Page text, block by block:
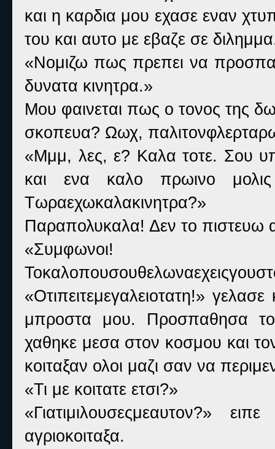
και η καρδια μου εχασε εναν
του και αυτο με εβαζε σε
«Νομιζω πως πρεπει να
δυνατα κινητρα.»
Μου φαινεται πως ο τονος της
σκοπευα? Ωωχ,
«Μμμ, λες, ε? Καλα τοτε. Σου
και ενα καλο πρωινο μολις
Τωραεχωκαλακινητρα?»
Παραπολυκαλα! Δεν το
«Συμφωνοι!
«Οτιπειτεμεγαλειοτατη!»
μπροστα μου. Προσπαθησα
χαθηκε μεσα στον κοσμου και
κοιταξαν ολοι μαζι σαν να
«Τι με κοιτατε ετσι?»
«Γιατιμιλουσεςμεαυτον?»
αγριοκοιταξα.